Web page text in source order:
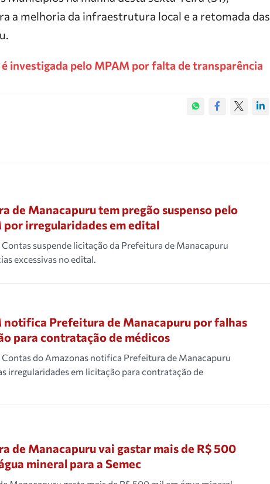
a melhoria da infraestrutura local e a retomada das
investigada pelo MPAM por falta de transparência
de Manacapuru tem pregão suspenso pelo
por irregularidades em edital
suspende licitação da Prefeitura de Manacapuru
excessivas no edital.
notifica Prefeitura de Manacapuru por falhas
para contratação de médicos
do Amazonas notifica Prefeitura de Manacapuru
irregularidades em licitação para contratação de
de Manacapuru vai gastar mais de R$ 500
mineral para a Semec